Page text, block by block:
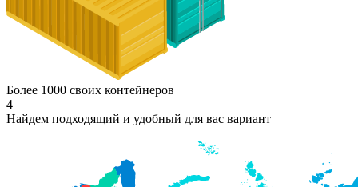
Более 1000 своих контейнеров
4
Найдем подходящий и удобный для вас вариант